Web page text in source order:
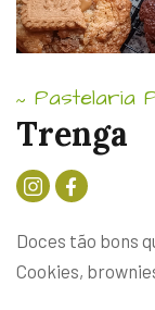
~ Pastelaria
Trenga
Doces tão bons
Cookies,